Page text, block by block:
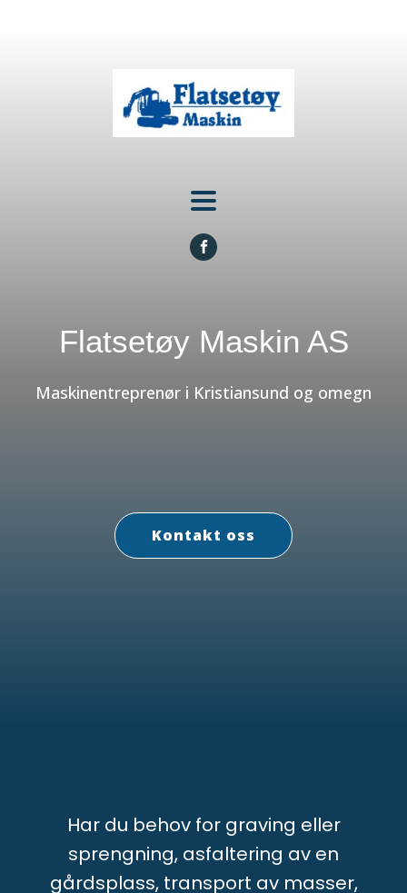
Flatsetøy Maskin AS
Maskinentreprenør i Kristiansund og omegn
Kontakt oss
Har du behov for graving eller
sprengning, asfaltering av en
gårdsplass, transport av masser,